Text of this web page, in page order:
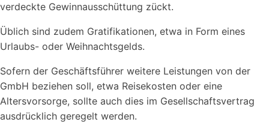
verdeckte Gewinnausschüttung zückt.
Üblich sind zudem Gratifikationen, etwa in Form eines
Urlaubs- oder Weihnachtsgelds.
Sofern der Geschäftsführer weitere Leistungen von der
GmbH beziehen soll, etwa Reisekosten oder eine
Altersvorsorge, sollte auch dies im Gesellschaftsvertrag
ausdrücklich geregelt werden.